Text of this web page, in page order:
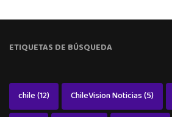
ETIQUETAS DE BÚSQUEDA
chile(12) ChileVision Noticias(5)